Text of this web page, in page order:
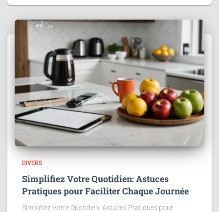
DIVERS
Simplifiez Votre Quotidien: Astuces
Pratiques pour Faciliter Chaque Journée
Simplifiez Votre Quotidien: Astuces Pratiques pour